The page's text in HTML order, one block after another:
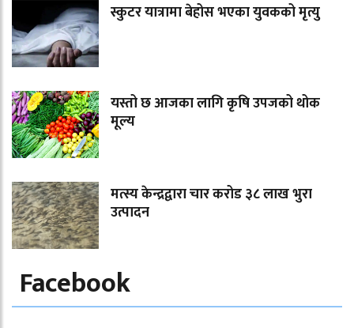
स्कुटर यात्रामा बेहोस भएका युवकको मृत्यु
यस्तो छ आजका लागि कृषि उपजको थोक
मूल्य
मत्स्य केन्द्रद्वारा चार करोड ३८ लाख भुरा
उत्पादन
Facebook